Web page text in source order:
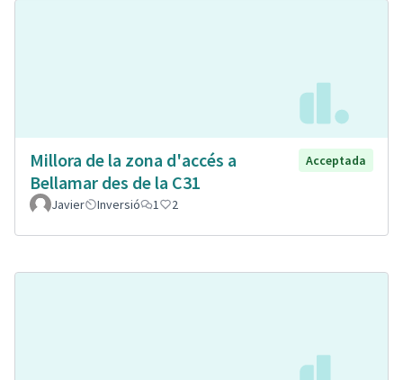
Millora de la zona d'accés a
Bellamar des de la C31
Acceptada
Javier Inversió 1 2